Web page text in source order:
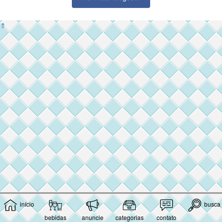
início
bebidas
anuncie categorias contato
busca
⇑